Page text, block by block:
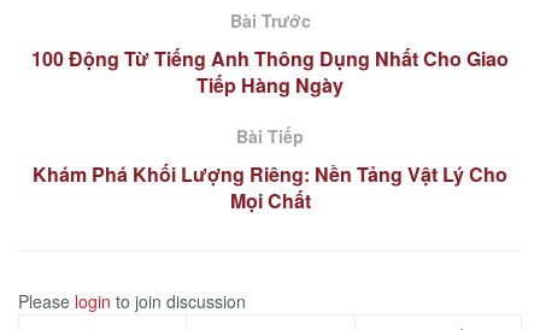
Bài Trước
100 Động Từ Tiếng Anh Thông Dụng Nhất Cho Giao
Tiếp Hàng Ngày
Bài Tiếp
Khám Phá Khối Lượng Riêng: Nền Tảng Vật Lý Cho
Mọi Chất
Please login to join discussion